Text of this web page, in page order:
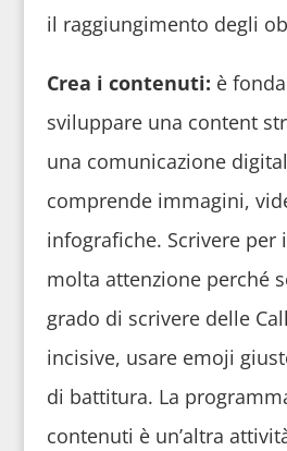
il raggiungimento degli
Crea i contenuti: è
sviluppare una content
una comunicazione
comprende immagini,
infografiche. Scrivere per
molta attenzione perché
grado di scrivere delle
incisive, usare emoji
di battitura. La
contenuti è un’altra